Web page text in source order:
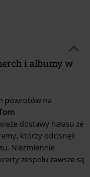
i albumy w
powrotów na
dostawy hałasu ze
którzy odcisnęli
Niezmiennie
zespołu zawsze są